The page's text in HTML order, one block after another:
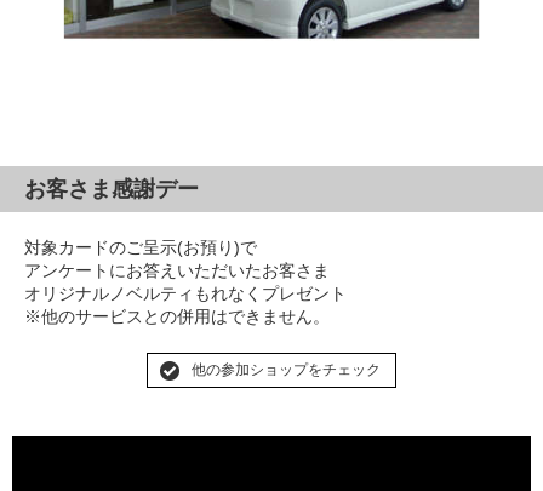
お客さま感謝デー
対象カードのご呈示(お預り)で
アンケートにお答えいただいたお客さま
オリジナルノベルティもれなくプレゼント
※他のサービスとの併用はできません。
他の参加ショップをチェック